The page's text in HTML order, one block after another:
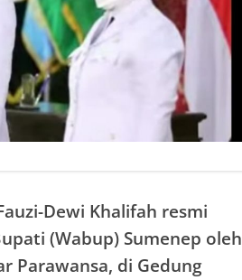
Dewi Khalifah resmi
(Wabup) Sumenep oleh
Parawansa, di Gedung